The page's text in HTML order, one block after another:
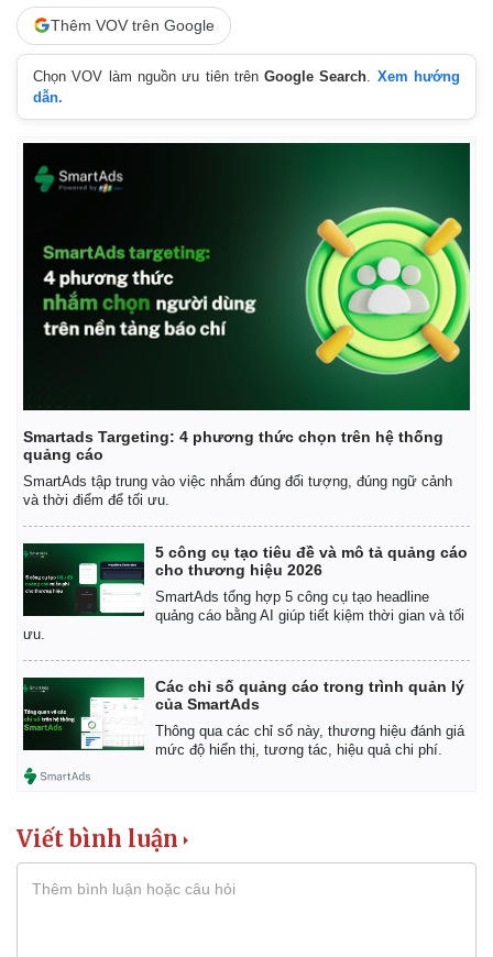
Pháp luật
Vụ án
Quân sự - Quốc phòng
Vũ khí
Việt Nam
Phân tích
Thêm VOV trên Google
Chọn VOV làm nguồn ưu tiên trênGoogle Search
Xem hướng
dẫn.
Smartads Targeting: 4 phương thức chọn trên hệ thống
quảng cáo
SmartAds tập trung vào việc nhắm đúng đối tượng, đúng ngữ cảnh
và thời điểm để tối ưu.
5 công cụ tạo tiêu đề và mô tả quảng cáo
cho thương hiệu 2026
SmartAds tổng hợp 5 công cụ tạo headline
quảng cáo bằng AI giúp tiết kiệm thời gian và tối
ưu.
Các chỉ số quảng cáo trong trình quản lý
của SmartAds
Thông qua các chỉ số này, thương hiệu đánh giá
mức độ hiển thị, tương tác, hiệu quả chi phí.
Viết bình luận